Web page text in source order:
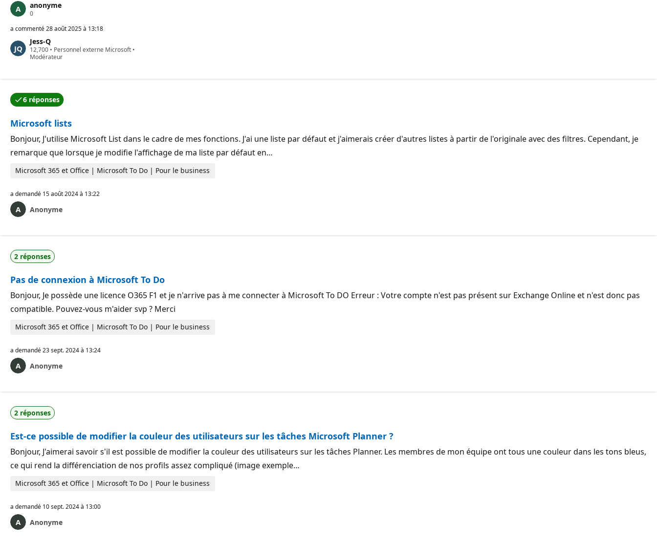
anonyme
0P
i
t
s
d
u
t
a
i
n
a commenté28 août 2025 à 13:18
Jess-Q
12,700 P
o
d
e
r
p
t
a
t
o
n
• Personnel externe Microsoft •
Modérateur
6 réponses
L’une des réponses a été acceptée par l’auteur de la question.
Microsoft lists
Bonjour, J'utilise Microsoft List dans le cadre de mes fonctions. J'ai une liste par défaut et j'aimerais créer d'autres listes à partir de l'originale avec des filtres. Cependant, je
remarque que lorsque je modifie l'affichage de ma liste par défaut en…
Microsoft 365 et Office | Microsoft To Do | Pour le business
a demandé 15 août 2024 à 13:22
Anonyme
2 réponses
Pas de connexion à Microsoft To Do
Bonjour, Je possède une licence O365 F1 et je n'arrive pas à me connecter à Microsoft To DO Erreur : Votre compte n'est pas présent sur Exchange Online et n'est donc pas
compatible. Pouvez-vous m'aider svp ? Merci
Microsoft 365 et Office | Microsoft To Do | Pour le business
a demandé23 sept. 2024 à 13:24
Anonyme
2 réponses
Est-ce possible de modifier la couleur des utilisateurs sur les tâches Microsoft Planner ?
Bonjour, J'aimerai savoir s'il est possible de modifier la couleur des utilisateurs sur les tâches Planner. Les membres de mon équipe ont tous une couleur dans les tons bleus,
ce qui rend la différenciation de nos profils assez compliqué (image exemple…
Microsoft 365 et Office | Microsoft To Do | Pour le business
a demandé 10 sept. 2024 à 13:00
Anonyme